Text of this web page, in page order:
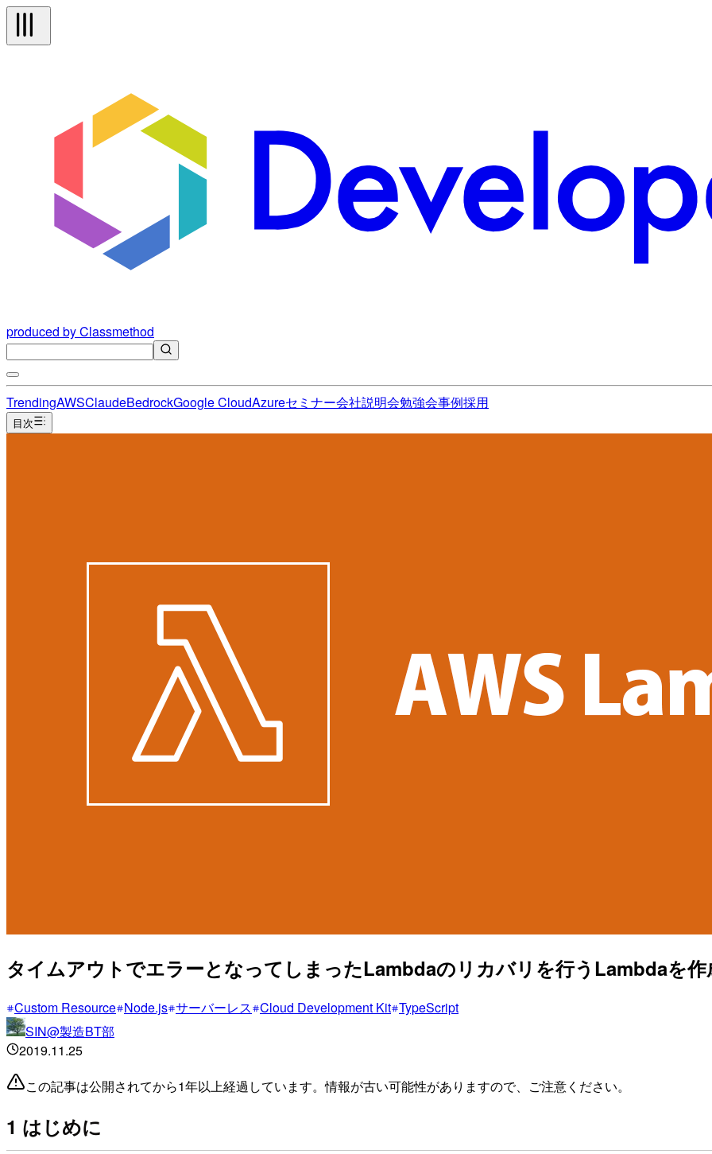
produced by Classmethod
TrendingAWSClaudeBedrockGoogle CloudAzureセミナー会社説明会勉強会事例採用
目次
タイムアウトでエラーとなってしまったLambdaのリカバリを行うLambdaを
Custom Resource Node.js サーバーレス Cloud Development Kit TypeScript
SIN@製造BT部
2019.11.25
この記事は公開されてから1年以上経過しています。情報が古い可能性がありますので、ご注意ください。
1 はじめに